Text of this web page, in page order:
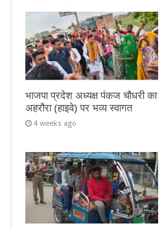
भाजपा प्रदेश अध्यक्ष पंकज चौधरी का
अहरौरा (हाइवे) पर भव्य स्वागत
4 weeks ago